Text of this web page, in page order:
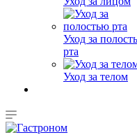
Уход за
рта
Уход за телом